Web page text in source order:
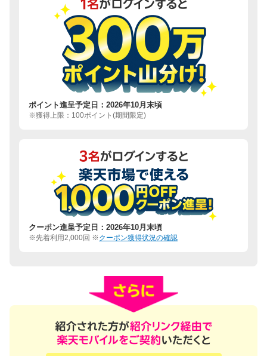
ポイント進呈予定日：2026年10月末頃
※獲得上限：100ポイント(期間限定)
クーポン進呈予定日：2026年10月末頃
※先着利用2,000回 ※クーポン獲得状況の確認